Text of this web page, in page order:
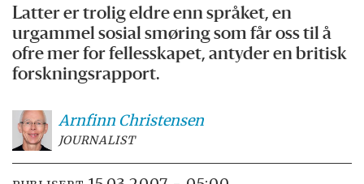
Latter er trolig eldre enn språket, en
urgammel sosial smøring som får oss til å
ofre mer for fellesskapet, antyder en britisk
forskningsrapport.
Arnfinn Christensen
JOURNALIST